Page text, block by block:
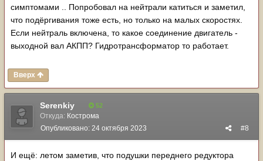
симптомами .. Попробовал на нейтрали катиться и заметил,
что подёргивания тоже есть, но только на малых скоростях.
Если нейтраль включена, то какое соединение двигатель -
выходной вал АКПП? Гидротрансформатор то работает.
Вверх
Serenkiy 52
Откуда: Кострома
#8
Опубликовано: 24 октября 2023
И ещё: летом заметив, что подушки переднего редуктора